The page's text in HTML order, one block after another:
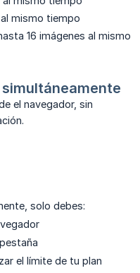
mismo tiempo
16 imágenes al mismo
el navegador, sin
solo debes:
el límite de tu plan